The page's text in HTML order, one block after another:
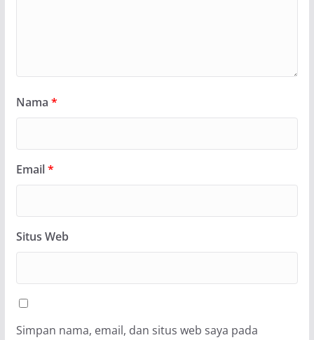
Nama *
Email*
Situs Web
Simpan nama, email, dan situs web saya pada